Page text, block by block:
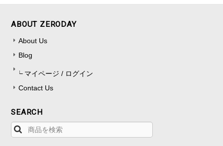
ABOUT ZERODAY
About Us
Blog
マイページ / ログイン
Contact Us
SEARCH